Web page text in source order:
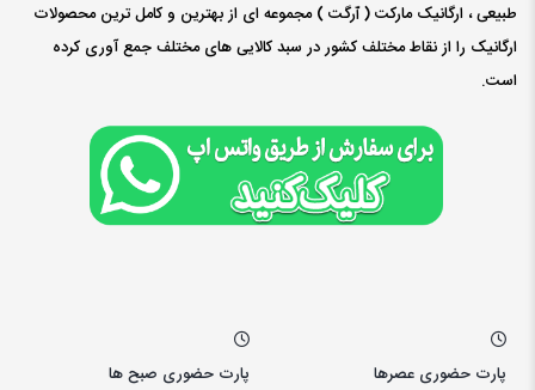
طبیعی ، ارگانیک مارکت ( ٱرگت ) مجموعه ای از بهترین و کامل ترین محصولات
ارگانیک را از نقاط مختلف کشور در سبد کالایی های مختلف جمع آوری کرده
است.
پارت حضوری صبح ها
پارت حضوری عصرها